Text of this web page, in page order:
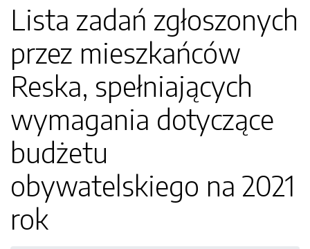
Lista zadań zgłoszonych
przez mieszkańców
Reska, spełniających
wymagania dotyczące
budżetu
obywatelskiego na 2021
rok